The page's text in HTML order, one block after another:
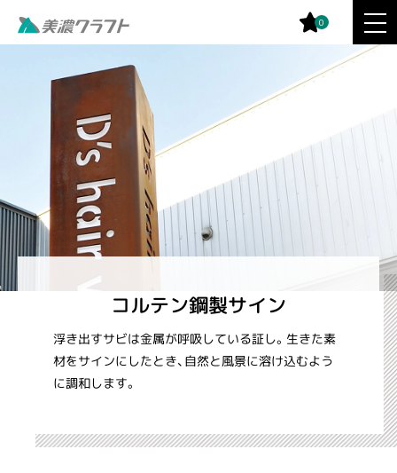
0
コルテン鋼製サイン
浮き出すサビは金属が呼吸している証し。生きた素
材をサインにしたとき、自然と風景に溶け込むよう
に調和します。